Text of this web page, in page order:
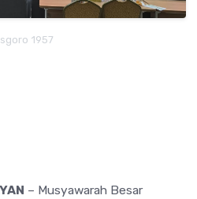
1957
– Musyawarah Besar